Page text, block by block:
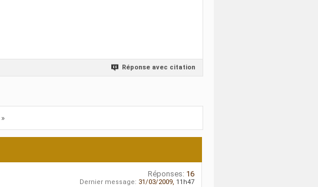
Réponse avec citation
»
Réponses: 16
Dernier message: 31/03/2009, 11h47